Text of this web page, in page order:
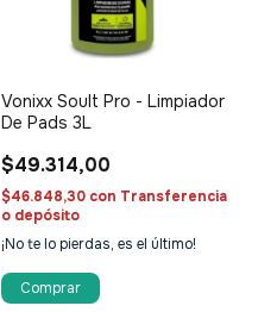
Vonixx Soult Pro - Limpiador
De Pads 3L
$49.314,00
$46.848,30 con Transferencia
o depósito
¡No te lo pierdas, es el último!